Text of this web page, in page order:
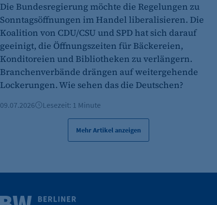
Weitere Infos
Die Bundesregierung möchte die Regelungen zu
Sonntagsöffnungen im Handel liberalisieren. Die
Koalition von CDU/CSU und SPD hat sich darauf
geeinigt, die Öffnungszeiten für Bäckereien,
Konditoreien und Bibliotheken zu verlängern.
Branchenverbände drängen auf weitergehende
Lockerungen. Wie sehen das die Deutschen?
09.07.2026 Lesezeit: 1 Minute
Mehr Artikel anzeigen